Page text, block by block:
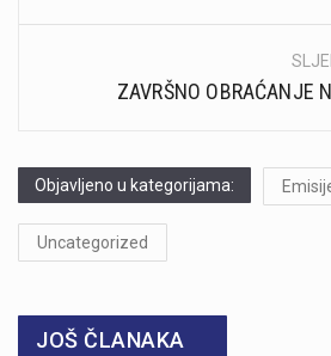
ZAVRŠNO OBRAĆANJE
Objavljeno u kategorijama:
Uncategorized
JOŠ ČLANAKA